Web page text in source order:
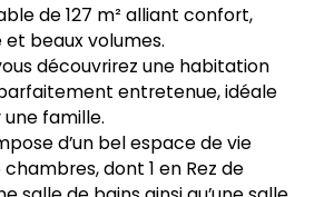
de 127 m² alliant confort,
beaux volumes.
découvrirez une habitation
entretenue, idéale
famille.
d’un bel espace de vie
dont 1 en Rez de